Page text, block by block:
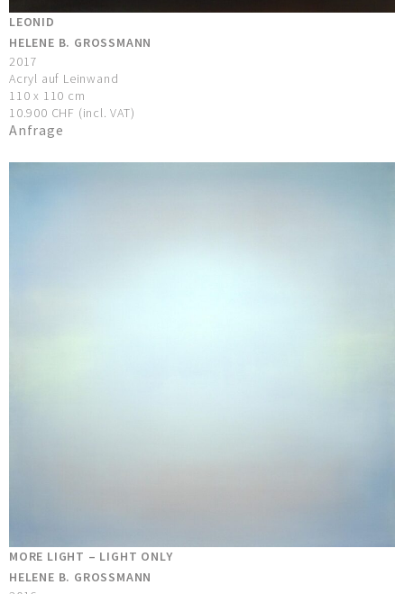
LEONID
HELENE B. GROSSMANN
2017
Acryl auf Leinwand
110 x 110 cm
10.900 CHF (incl. VAT)
Anfrage
MORE LIGHT – LIGHT ONLY
HELENE B. GROSSMANN